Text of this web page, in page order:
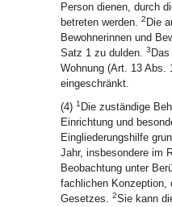
Person dienen, durch
betreten werden. 2 Die
Bewohnerinnen und
Satz 1 zu dulden. 3
Wohnung (Art. 13 Abs.
eingeschränkt.
(4) 1 Die zuständige
Einrichtung und
Eingliederungshilfe
Jahr, insbesondere im
Beobachtung unter
fachlichen Konzeption,
Gesetzes. 2Sie kann